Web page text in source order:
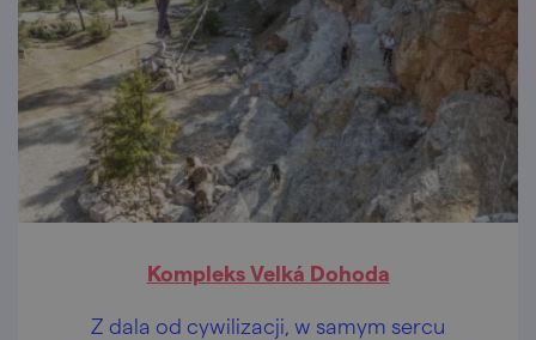
Kompleks Velká Dohoda
Z dala od cywilizacji, w samym sercu